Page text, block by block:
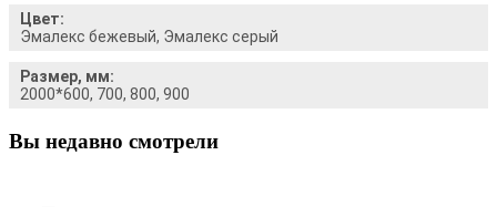
Цвет:
Эмалекс бежевый, Эмалекс серый
Размер, мм:
2000*600, 700, 800, 900
Вы недавно смотрели